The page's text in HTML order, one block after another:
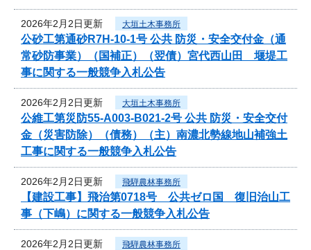
2026年2月2日更新 大垣土木事務所
公砂工第通砂R7H-10-1号 公共 防災・安全交付金（通
常砂防事業）（国補正）（翌債）宮代西山田 堰堤工
事に関する一般競争入札公告
2026年2月2日更新 大垣土木事務所
公維工第災防55-A003-B021-2号 公共 防災・安全交付
金（災害防除）（債務）（主）南濃北勢線地山補強土
工事に関する一般競争入札公告
2026年2月2日更新 飛騨農林事務所
【建設工事】飛治第0718号 公共ゼロ国 復旧治山工
事（下嶋）に関する一般競争入札公告
2026年2月2日更新 飛騨農林事務所